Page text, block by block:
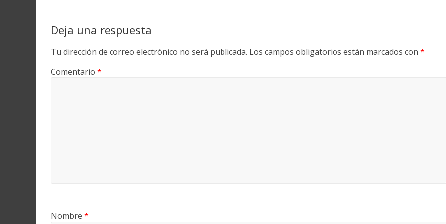
Deja una respuesta
Tu dirección de correo electrónico no será publicada. Los campos obligatorios están marcados con *
Comentario *
Nombre *